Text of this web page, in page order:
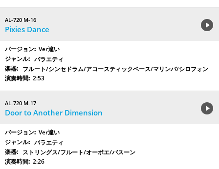
AL-720 M-16
Pixies Dance
Ver違い
バラエティ
フルート/シンセドラム/アコースティックベース/マリンバ/シロフォン
2:53
AL-720 M-17
Door to Another Dimension
Ver違い
バラエティ
ストリングス/フルート/オーボエ/バスーン
2:26